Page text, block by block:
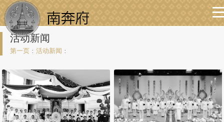
活动新闻
第一页 : 活动新闻 :